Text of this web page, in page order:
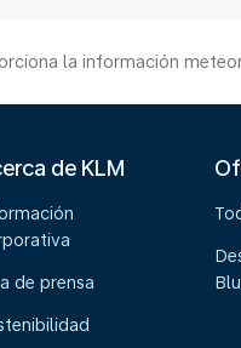
la información
de KLM
de prensa